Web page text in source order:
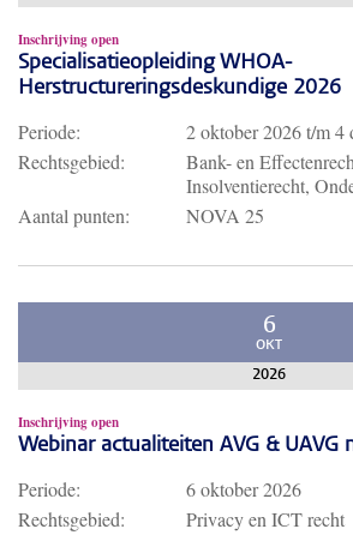
Inschrijving open
Specialisatieopleiding WHOA-
Herstructureringsdeskundige 2026
Periode: 2 oktober 2026t/m4
Rechtsgebied:
Bank- en
Insolventierecht,
Aantal punten:
NOVA 25
6
OKT
2026
Inschrijving open
Webinar actualiteiten AVG & UAVG
Periode:
6 oktober 2026
Rechtsgebied:
Privacy en ICT recht